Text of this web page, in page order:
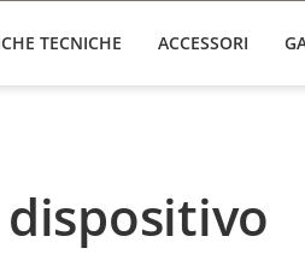
TECNICHE ACCESSORI